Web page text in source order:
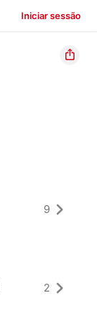
Iniciar sessão
9
2